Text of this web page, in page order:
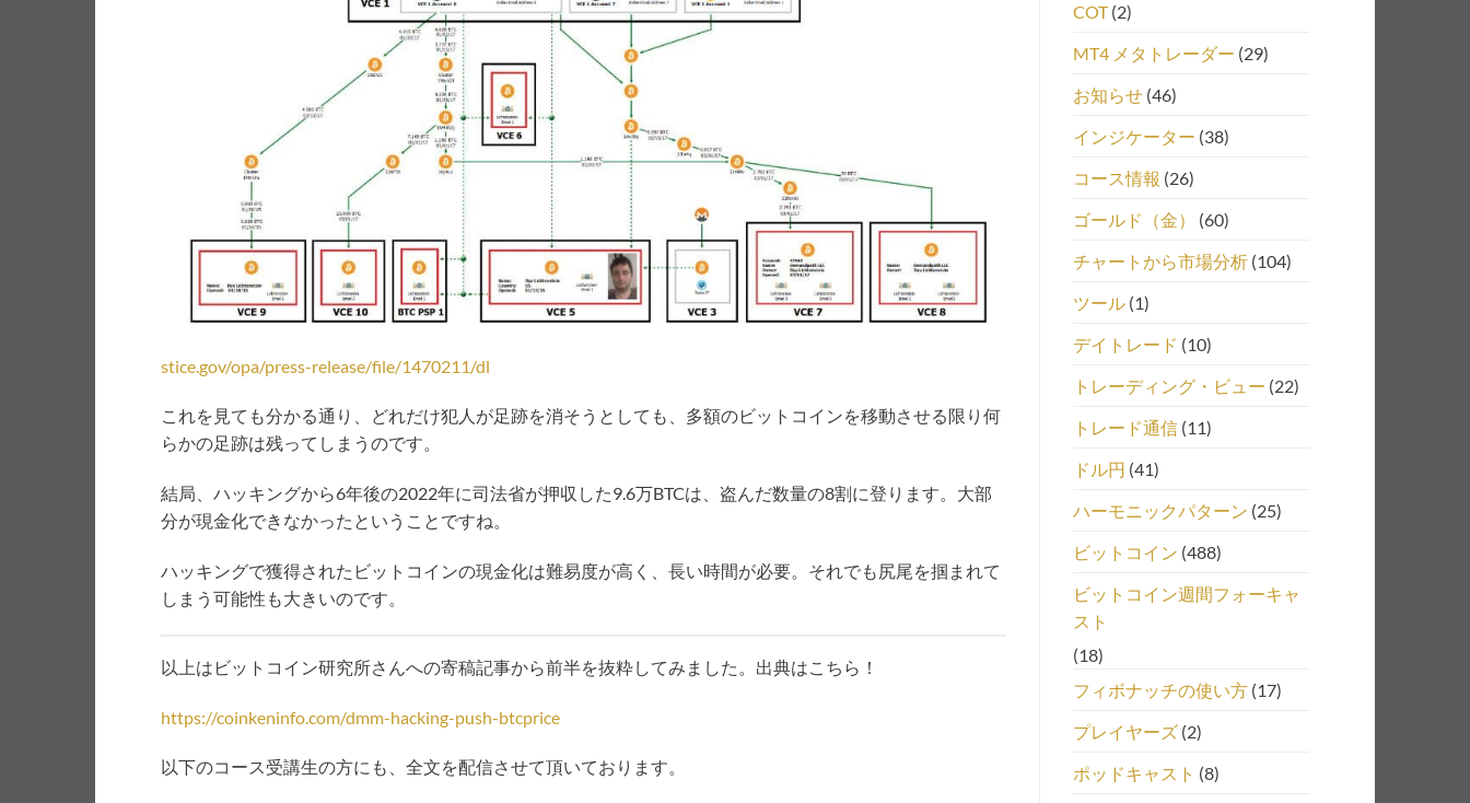
stice.gov/opa/press-release/file/1470211/dl
これを見ても分かる通り、どれだけ犯人が足跡を消そうとしても、多額のビットコインを移動させる限り何
らかの足跡は残ってしまうのです。
結局、ハッキングから6年後の2022年に司法省が押収した9.6万BTCは、盗んだ数量の8割に登ります。大部
分が現金化できなかったということですね。
ハッキングで獲得されたビットコインの現金化は難易度が高く、長い時間が必要。それでも尻尾を掴まれて
しまう可能性も大きいのです。
以上はビットコイン研究所さんへの寄稿記事から前半を抜粋してみました。出典はこちら！
https://coinkeninfo.com/dmm-hacking-push-btcprice
以下のコース受講生の方にも、全文を配信させて頂いております。
COT(2)
MT4 メタトレーダー (29)
お知らせ(46)
インジケーター (38)
コース情報 (26)
ゴールド（金）
(60)
チャートから市場分析(104)
ツール(1)
デイトレード (10)
トレーディング・ビュー (22)
トレード通信(11)
ドル円 (41)
ハーモニックパターン (25)
ビットコイン (488)
ビットコイン週間フォーキャ
スト
(18)
フィボナッチの使い方(17)
プレイヤーズ(2)
ポッドキャスト (8)